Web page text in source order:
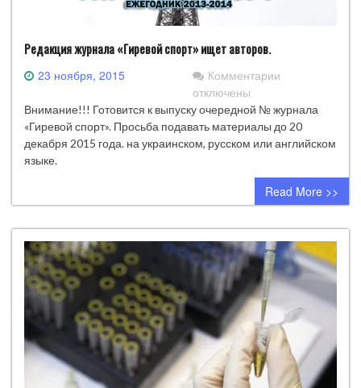
Редакция журнала «Гиревой спорт» ищет авторов.
23 ноября, 2015 Комментарии
Редакция
журнала
«Гиревой
ищет
авторов.
отключены
Внимание!!! Готовится к выпуску очередной № журнала
«Гиревой спорт». Просьба подавать материалы до 20
декабря 2015 года. на украинском, русском или английском
языке.
Read More >>